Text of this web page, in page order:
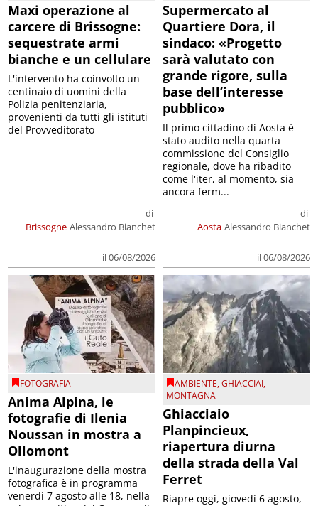
Maxi operazione al
carcere di Brissogne:
sequestrate armi
bianche e un cellulare
Brissogne
di
Alessandro Bianchet
il 06/08/2026
L'intervento ha coinvolto un
centinaio di uomini della
Polizia penitenziaria,
provenienti da tutti gli istituti
del Provveditorato
Supermercato al
Quartiere Dora, il
sindaco: «Progetto
sarà valutato con
grande rigore, sulla
base dell’interesse
pubblico»
Aosta
di
Alessandro Bianchet
il 06/08/2026
Il primo cittadino di Aosta è
stato audito nella quarta
commissione del Consiglio
regionale, dove ha ribadito
come l'iter, al momento, sia
ancora ferm...
FOTOGRAFIA
Anima Alpina, le
fotografie di Ilenia
Noussan in mostra a
Ollomont
L'inaugurazione della mostra
fotografica è in programma
venerdì 7 agosto alle 18, nella
AMBIENTE,GHIACCIAI,
MONTAGNA
Ghiacciaio
Planpincieux,
riapertura diurna
della strada della Val
Ferret
Riapre oggi, giovedì 6 agosto,